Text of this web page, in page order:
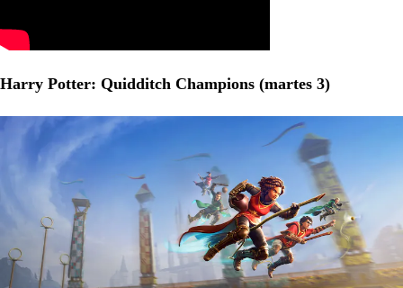
Harry Potter: Quidditch Champions (martes 3)